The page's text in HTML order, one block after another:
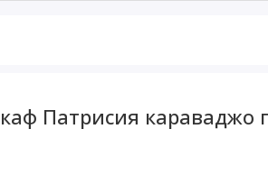
Патрисия караваджо